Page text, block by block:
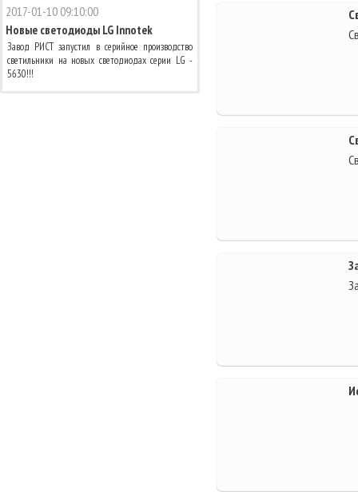
2017-01-10 09:10:00
Новые светодиоды LG Innotek
Завод РИСТ запустил в серийное производство
светильники на новых светодиодах серии LG -
5630!!!